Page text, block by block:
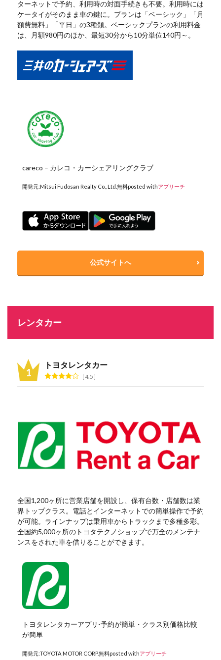
ターネットで予約、利用時の対面手続きも不要。利用時には
ケータイがそのまま車の鍵に。プランは「ベーシック」「月
額費無料」「平日」の3種類。ベーシックプランの利用料金
は、月額980円のほか、最短30分から10分単位140円～。
careco – カレコ・カーシェアリングクラブ
開発元:Mitsui Fudosan Realty Co., Ltd. 無料posted withアプリーチ
公式サイトへ
レンタカー
トヨタレンタカー
4.5
全国1,200ヶ所に営業店舗を開設し、保有台数・店舗数は業
界トップクラス。電話とインターネットでの簡単操作で予約
が可能。ラインナップは乗用車からトラックまで多種多彩。
全国約5,000ヶ所のトヨタテクノショップで万全のメンテナ
ンスをされた車を借りることができます。
トヨタレンタカーアプリ-予約が簡単・クラス別価格比較
が簡単
開発元:TOYOTA MOTOR CORP.無料posted withアプリーチ